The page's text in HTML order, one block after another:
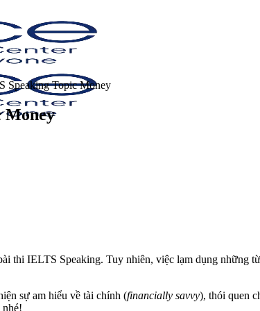
Speaking Topic Money
Money
thi IELTS Speaking. Tuy nhiên, việc lạm dụng những
sự am hiểu về tài chính (financially savvy), thói quen